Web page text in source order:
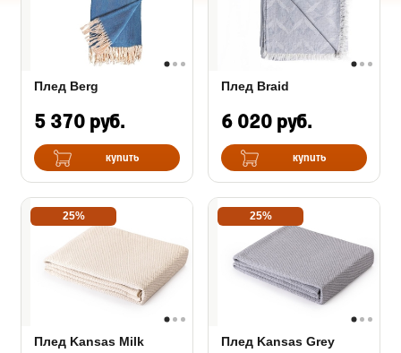
Плед Berg
5 370 руб.
купить
Плед Braid
6 020 руб.
купить
25%
Плед Kansas Milk
25%
Плед Kansas Grey